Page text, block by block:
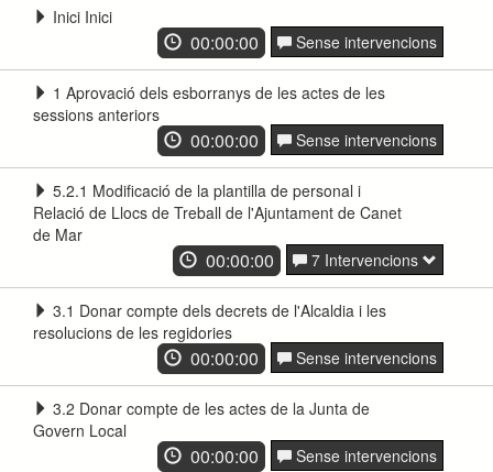
Inici Inici
00:00:00 Sense intervencions
1 Aprovació dels esborranys de les actes de les
sessions anteriors
00:00:00 Sense intervencions
5.2.1 Modificació de la plantilla de personal i
Relació de Llocs de Treball de l'Ajuntament de Canet
de Mar
00:00:00 7 Intervencions
3.1 Donar compte dels decrets de l'Alcaldia i les
resolucions de les regidories
00:00:00 Sense intervencions
3.2 Donar compte de les actes de la Junta de
Govern Local
00:00:00 Sense intervencions